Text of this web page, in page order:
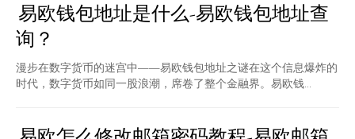
易欧钱包地址是什么-易欧钱包地址查
询？
漫步在数字货币的迷宫中——易欧钱包地址之谜在这个信息爆炸的
时代，数字货币如同一股浪潮，席卷了整个金融界。易欧钱...